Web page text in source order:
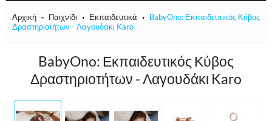
Αρχική Παιχνίδι Εκπαιδευτικά
BabyOno: Εκπαιδευτικός Κύβος
Δραστηριοτήτων - Λαγουδάκι Karo
BabyOno: Εκπαιδευτικός Κύβος
Δραστηριοτήτων - Λαγουδάκι Karo